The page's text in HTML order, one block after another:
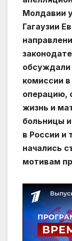
Молдавии
Гагаузии
комиссии
операцию,
жизнь и
больницы
в России и
начались
мотивам